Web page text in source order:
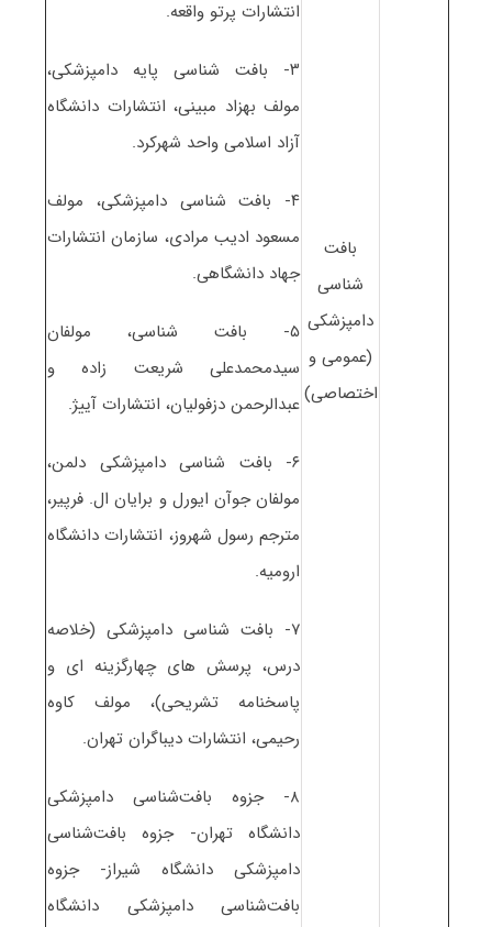
بافت
شناسی
دامپزشکی
(عمومی و
اختصاصی)
انتشارات پرتو واقعه.
۳- بافت شناسی پایه دامپزشکی،
مولف بهزاد مبینی، انتشارات دانشگاه
آزاد اسلامی واحد شهرکرد.
۴- بافت شناسی دامپزشکی، مولف
مسعود ادیب مرادی، سازمان انتشارات
جهاد دانشگاهی.
۵- بافت شناسی، مولفان
سیدمحمدعلی شریعت زاده و
عبدالرحمن دزفولیان، انتشارات آییژ.
۶- بافت شناسی دامپزشکی دلمن،
مولفان جوآن ایورل و برایان ال. فرپیر،
مترجم رسول شهروز، انتشارات دانشگاه
ارومیه.
۷- بافت شناسی دامپزشکی (خلاصه
درس، پرسش های چهارگزینه ای و
پاسخنامه تشریحی)، مولف کاوه
رحیمی، انتشارات دیباگران تهران.
۸- جزوه بافت‌شناسی دامپزشکی
دانشگاه تهران- جزوه بافت‌شناسی
دامپزشکی دانشگاه شیراز- جزوه
بافت‌شناسی دامپزشکی دانشگاه